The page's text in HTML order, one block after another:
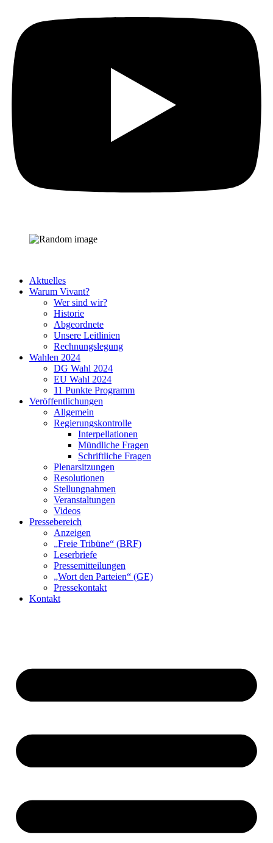
Aktuelles
Warum Vivant?
Wer sind wir?
Historie
Abgeordnete
Unsere Leitlinien
Rechnungslegung
Wahlen 2024
DG Wahl 2024
EU Wahl 2024
11 Punkte Programm
Veröffentlichungen
Allgemein
Regierungskontrolle
Interpellationen
Mündliche Fragen
Schriftliche Fragen
Plenarsitzungen
Resolutionen
Stellungnahmen
Veranstaltungen
Videos
Pressebereich
Anzeigen
„Freie Tribüne“ (BRF)
Leserbriefe
Pressemitteilungen
„Wort den Parteien“ (GE)
Pressekontakt
Kontakt